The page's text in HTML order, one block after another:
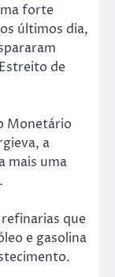
forte
últimos dia,
de
Monetário
a
mais uma
que
e gasolina